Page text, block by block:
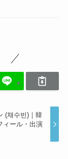
(채수빈)｜韓
ィール・出演